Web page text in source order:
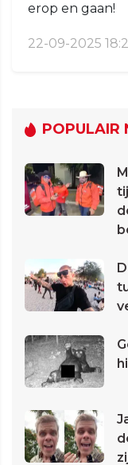
erop en gaan!
22-09-2025
POPULAIR